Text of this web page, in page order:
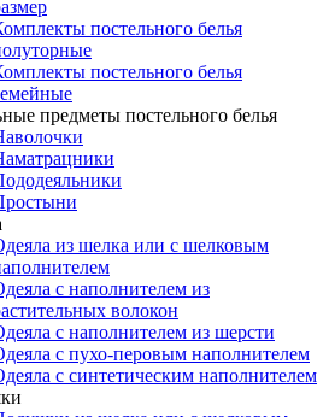
постельного белья
постельного белья
предметы постельного белья
из шелка или с шелковым
с наполнителем из
волокон
с наполнителем из шерсти
с пухо-перовым наполнителем
с синтетическим наполнителем